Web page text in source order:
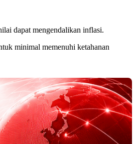
dapat mengendalikan inflasi.
minimal memenuhi ketahanan